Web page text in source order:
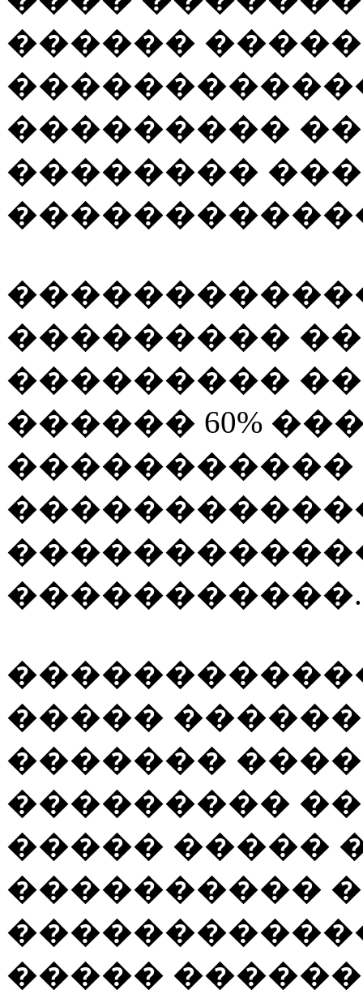
������
���������
��������
���������
���������
������ 60%
�����������
�����������.
�����
�������
���������
����� �����
����������
�����